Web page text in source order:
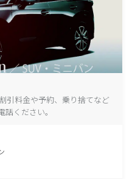
引料金や予約、乗り捨てなど
ください。